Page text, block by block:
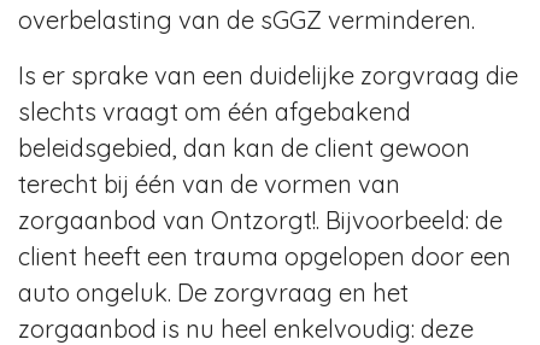
overbelasting van de sGGZ verminderen.
Is er sprake van een duidelijke zorgvraag die
slechts vraagt om één afgebakend
beleidsgebied, dan kan de client gewoon
terecht bij één van de vormen van
zorgaanbod van Ontzorgt!. Bijvoorbeeld: de
client heeft een trauma opgelopen door een
auto ongeluk. De zorgvraag en het
zorgaanbod is nu heel enkelvoudig: deze